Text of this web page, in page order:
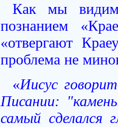
Как мы видим,
познанием
«отвергают
проблема не
«Иисус
Писании:
самый сделался